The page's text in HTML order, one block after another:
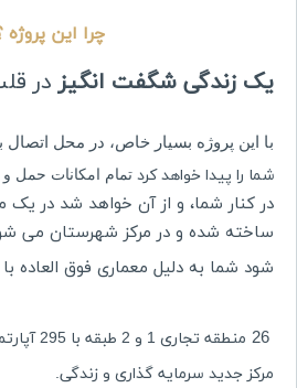
چرا این پروژه
یک زندگیشگفت انگیزدر
با این پروژه بسیار خاص، در محل اتصال
شما را پیدا خواهد کرد تمام امکانات حمل
در کنار شما، و از آن خواهد شد در یک
ساخته شده و در مرکز شهرستان می
شود شما به دلیل معماری فوق العاده با
26
مرکز جدید سرمایه گذاری و زندگی.